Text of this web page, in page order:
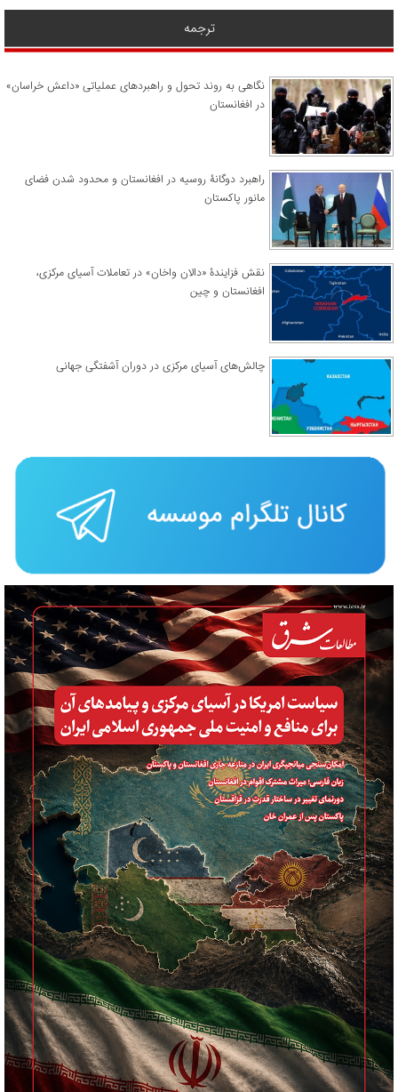
ترجمه
نگاهی به روند تحول و راهبردهای عملیاتی «داعش خراسان»
در افغانستان
راهبرد دوگانۀ روسیه در افغانستان و محدود شدن فضای
مانور پاکستان
نقش فزایندۀ «دالان واخان» در تعاملات آسیای مرکزی،
افغانستان و چین
چالش‌های آسیای مرکزی در دوران آشفتگی جهانی